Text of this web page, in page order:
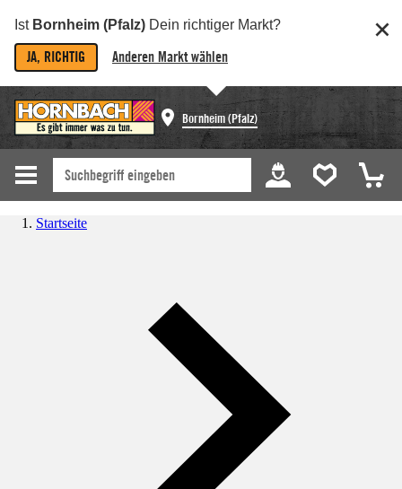
Ist Bornheim (Pfalz) Dein richtiger Markt?
JA, RICHTIG Anderen Markt wählen
Bornheim (Pfalz)
Startseite